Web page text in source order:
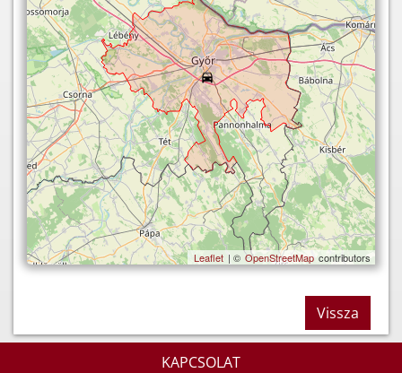
Leaflet | © OpenStreetMap contributors
Vissza
KAPCSOLAT